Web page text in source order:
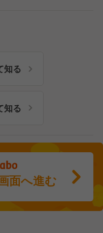
知る
知る
面へ進む